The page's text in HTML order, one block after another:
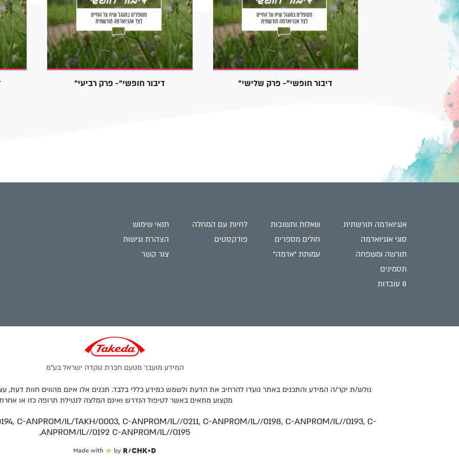
"דיבור חופשי"- פרק רביעי "דיבור חופשי"- פרק שלישי פרק שני
אנגיואדמה תורשתית
סוגי אנגיואדמה
תורשה ומשפחה
תסמינים
8 עובדות
שאלות ותשובות
חולים מספרים
עמותת "אדמה"
לחיות עם המחלה
פודקסטים
תנאי שימוש
הצהרת נגישות
צור קשר
המידע מועבר מטעם חברת טקדה ישראל בע"מ
גולש/ת יקר/ה המידע והתכנים באתר נועדו להרחיב את הדעת ולשמש כמידע כללי בלבד. תכנים אלו אינם מהווים חוות דעת,
מקצוע מתאים באשר לטיפול הנדרש ואינם המלצה לנטילת תרופה כזו או
C-ANPROM/IL/TAKH/0003, C-ANPROM/IL//0211, C-ANPROM/IL//0198, C-ANPROM/IL//0193, C-
ANPROM/IL//0192 C-ANPROM/IL//0195,